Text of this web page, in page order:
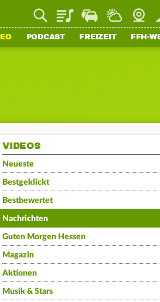
PlaylistStaupilotWetter
PODCAST FREIZEIT FFH-
VIDEOS
Neueste
Bestgeklickt
Bestbewertet
Nachrichten
Guten Morgen Hessen
Magazin
Aktionen
Musik & Stars